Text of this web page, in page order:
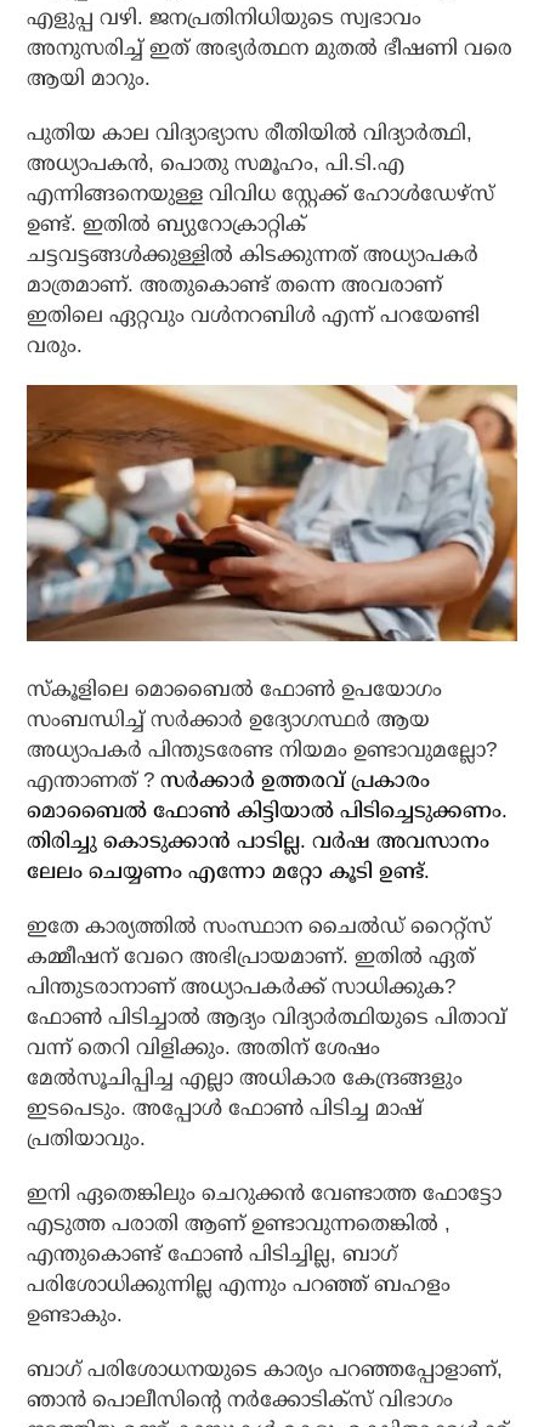
എളുപ്പ വഴി. ജനപ്രതിനിധിയുടെ സ്വഭാവം
അനുസരിച്ച് ഇത് അഭ്യർത്ഥന മുതൽ ഭീഷണി വരെ
ആയി മാറും.
പുതിയ കാല വിദ്യാഭ്യാസ രീതിയിൽ വിദ്യാർത്ഥി,
അധ്യാപകൻ, പൊതു സമൂഹം, പി.ടി.എ
എന്നിങ്ങനെയുള്ള വിവിധ സ്റ്റേക്ക് ഹോൾഡേഴ്സ്
ഉണ്ട്. ഇതിൽ ബ്യുറോക്രാറ്റിക്
ചട്ടവട്ടങ്ങൾക്കുള്ളിൽ കിടക്കുന്നത് അധ്യാപകർ
മാത്രമാണ്. അതുകൊണ്ട് തന്നെ അവരാണ്
ഇതിലെ ഏറ്റവും വൾനറബിൾ എന്ന് പറയേണ്ടി
വരും.
സ്‌കൂളിലെ മൊബൈൽ ഫോൺ ഉപയോഗം
സംബന്ധിച്ച് സർക്കാർ ഉദ്യോഗസ്ഥർ ആയ
അധ്യാപകർ പിന്തുടരേണ്ട നിയമം ഉണ്ടാവുമല്ലോ?
എന്താണത് ?സർക്കാർ ഉത്തരവ്‌ പ്രകാരം
മൊബൈൽ ഫോൺ കിട്ടിയാൽ പിടിച്ചെടുക്കണം.
തിരിച്ചു കൊടുക്കാൻ പാടില്ല. വർഷ അവസാനം
ലേലം ചെയ്യണം എന്നോ മറ്റോ കൂടി ഉണ്ട്.
ഇതേ കാര്യത്തിൽ സംസ്ഥാന ചൈൽഡ് റൈറ്റ്സ്
കമ്മീഷന് വേറെ അഭിപ്രായമാണ്. ഇതിൽ ഏത്
പിന്തുടരാനാണ് അധ്യാപകർക്ക് സാധിക്കുക?
ഫോൺ പിടിച്ചാൽ ആദ്യം വിദ്യാർത്ഥിയുടെ പിതാവ്
വന്ന് തെറി വിളിക്കും. അതിന് ശേഷം
മേൽസൂചിപ്പിച്ച എല്ലാ അധികാര കേന്ദ്രങ്ങളും
ഇടപെടും. അപ്പോൾ ഫോൺ പിടിച്ച മാഷ്
പ്രതിയാവും.
ഇനി ഏതെങ്കിലും ചെറുക്കൻ വേണ്ടാത്ത ഫോട്ടോ
എടുത്ത പരാതി ആണ് ഉണ്ടാവുന്നതെങ്കിൽ ,
എന്തുകൊണ്ട് ഫോൺ പിടിച്ചില്ല, ബാഗ്
പരിശോധിക്കുന്നില്ല എന്നും പറഞ്ഞ് ബഹളം
ഉണ്ടാകും.
ബാഗ് പരിശോധനയുടെ കാര്യം പറഞ്ഞപ്പോളാണ്,
ഞാൻ പൊലീസിന്റെ നർക്കോടിക്സ് വിഭാഗം